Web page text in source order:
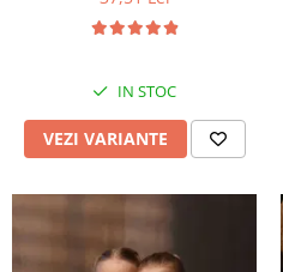
modele
IN STOC
VEZI VARIANTE